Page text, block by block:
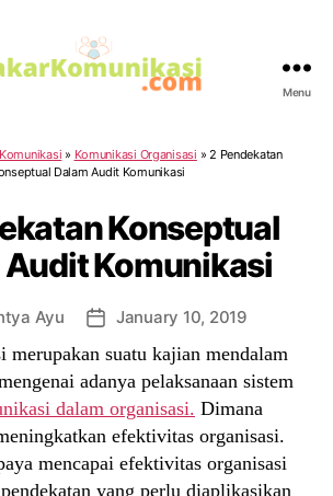
Menu
» Komunikasi Organisasi »2 Pendekatan
Dalam Audit Komunikasi
Konseptual
Audit Komunikasi
Ayu
PostJanuary 10, 2019
suatu kajian mendalam
adanya pelaksanaan sistem
dalam organisasi. Dimana
efektivitas organisasi.
mencapai efektivitas organisasi
yang perlu diaplikasikan